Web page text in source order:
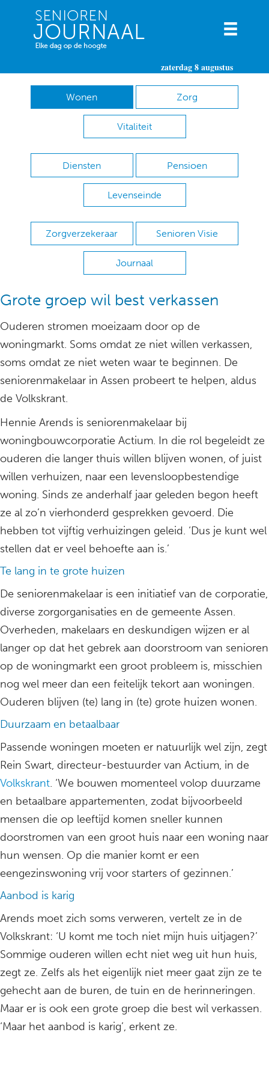
zaterdag 8 augustus
Wonen Zorg
Vitaliteit
Diensten Pensioen
Levenseinde
Zorgverzekeraar Senioren Visie
Journaal
Grote groep wil best verkassen
Ouderen stromen moeizaam door op de
woningmarkt. Soms omdat ze niet willen verkassen,
soms omdat ze niet weten waar te beginnen. De
seniorenmakelaar in Assen probeert te helpen, aldus
de Volkskrant.
Hennie Arends is seniorenmakelaar bij
woningbouwcorporatie Actium. In die rol begeleidt ze
ouderen die langer thuis willen blijven wonen, of juist
willen verhuizen, naar een levensloopbestendige
woning. Sinds ze anderhalf jaar geleden begon heeft
ze al zo’n vierhonderd gesprekken gevoerd. Die
hebben tot vijftig verhuizingen geleid. ‘Dus je kunt wel
stellen dat er veel behoefte aan is.’
Te lang in te grote huizen
De seniorenmakelaar is een initiatief van de corporatie,
diverse zorgorganisaties en de gemeente Assen.
Overheden, makelaars en deskundigen wijzen er al
langer op dat het gebrek aan doorstroom van senioren
op de woningmarkt een groot probleem is, misschien
nog wel meer dan een feitelijk tekort aan woningen.
Ouderen blijven (te) lang in (te) grote huizen wonen.
Duurzaam en betaalbaar
Passende woningen moeten er natuurlijk wel zijn, zegt
Rein Swart, directeur-bestuurder van Actium, in de
Volkskrant. ‘We bouwen momenteel volop duurzame
en betaalbare appartementen, zodat bijvoorbeeld
mensen die op leeftijd komen sneller kunnen
doorstromen van een groot huis naar een woning naar
hun wensen. Op die manier komt er een
eengezinswoning vrij voor starters of gezinnen.’
Aanbod is karig
Arends moet zich soms verweren, vertelt ze in de
Volkskrant: ‘U komt me toch niet mijn huis uitjagen?’
Sommige ouderen willen echt niet weg uit hun huis,
zegt ze. Zelfs als het eigenlijk niet meer gaat zijn ze te
gehecht aan de buren, de tuin en de herinneringen.
Maar er is ook een grote groep die best wil verkassen.
‘Maar het aanbod is karig’, erkent ze.